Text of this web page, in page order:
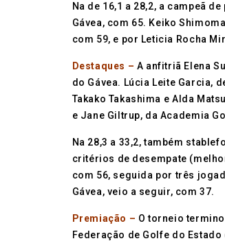
Na de 16,1 a 28,2, a campeã
Gávea, com 65. Keiko
com 59, e por Leticia Rocha
Destaques – A anfitriã Elena
do Gávea. Lúcia Leite Garcia,
Takako Takashima e Alda
e Jane Giltrup, da Academia
Na 28,3 a 33,2, também
critérios de desempate
com 56, seguida por três
Gávea, veio a seguir, com 37.
Premiação – O torneio
Federação de Golfe do